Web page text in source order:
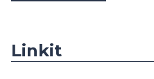
Linkit